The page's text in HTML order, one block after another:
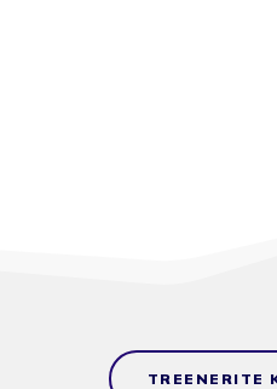
TREENERITE